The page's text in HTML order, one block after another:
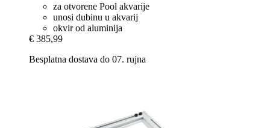
za otvorene Pool akvarije
unosi dubinu u akvarij
okvir od aluminija
€ 385,99
Besplatna dostava do 07. rujna